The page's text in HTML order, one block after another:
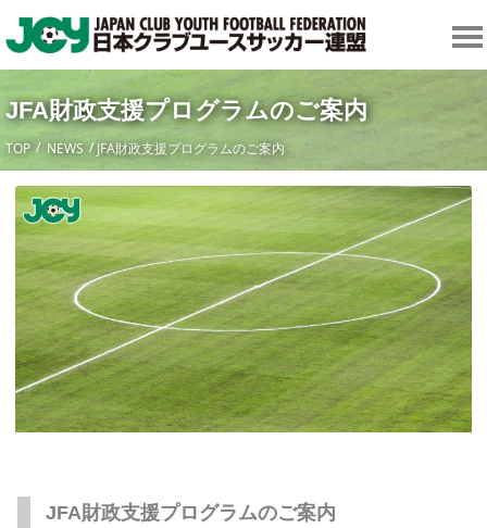
JFA財政支援プログラムのご案内
TOP NEWS JFA財政支援プログラムのご案内
JFA財政支援プログラムのご案内